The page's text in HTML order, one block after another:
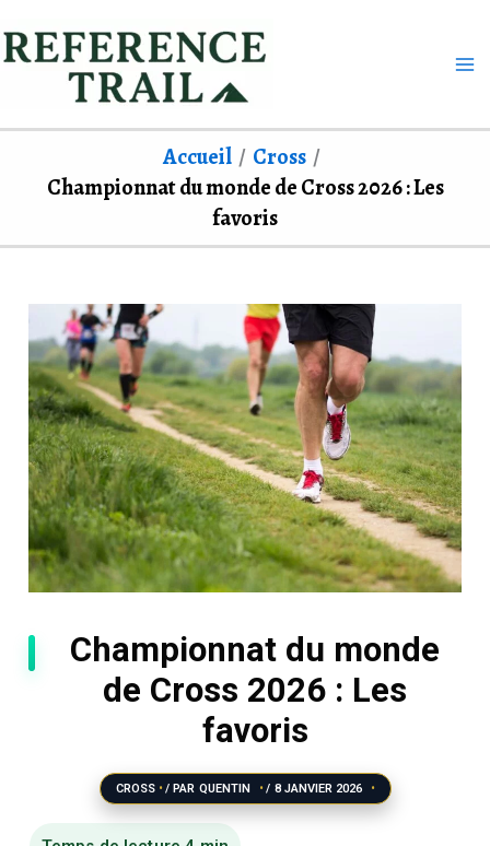
au
Accueil
Cross
Championnat du monde de Cross 2026 : Les
favoris
Championnat du monde
de Cross 2026 : Les
favoris
CROSS / PAR QUENTIN / 8 JANVIER 2026